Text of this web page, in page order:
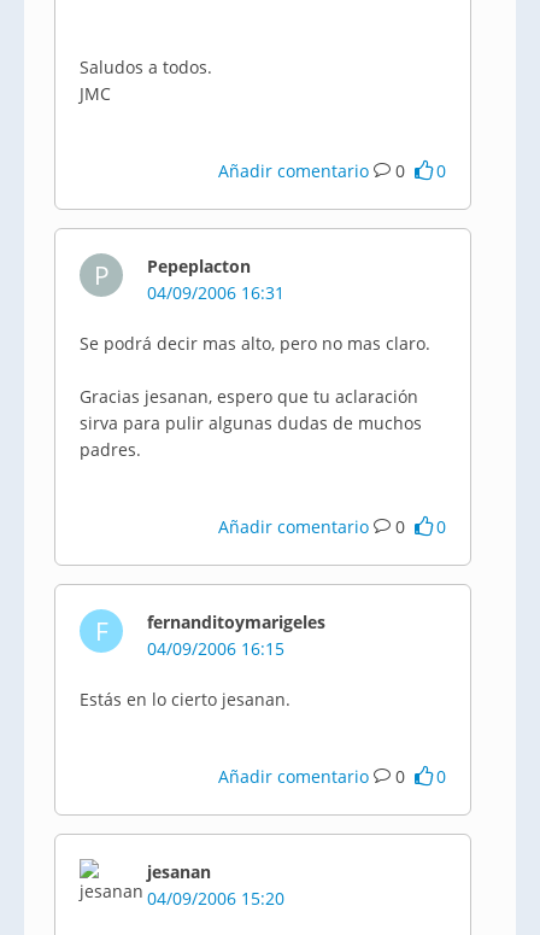
Saludos a todos.
JMC
Añadir comentario 0 0
P
Pepeplacton
04/09/2006 16:31
Se podrá decir mas alto, pero no mas claro.
Gracias jesanan, espero que tu aclaración
sirva para pulir algunas dudas de muchos
padres.
Añadir comentario 0 0
F
fernanditoymarigeles
04/09/2006 16:15
Estás en lo cierto jesanan.
Añadir comentario 0 0
jesanan
04/09/2006 15:20